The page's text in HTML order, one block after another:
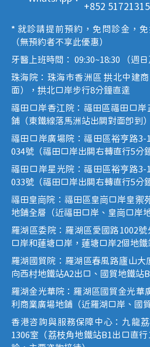
+852
* 就診請提前預約，免問診金，
（無預約者不享此優惠）
牙醫上班時間： 09:30~18:30 （週
珠海院：珠海市香洲區 拱北中建
面），拱北口岸步行8分鐘直達
福田口岸香江院：福田區福田口
鋪（東鐵線落馬洲站出關對面即到）
福田口岸廣場院：福田區裕亨路
034號（福田口岸出關右轉直行5分
福田口岸星光院：福田區裕亨路
033號（福田口岸出關右轉直行5分
福田皇崗院：福田區皇崗口岸皇禦
地鋪全層（近福田口岸、皇崗口岸
羅湖區委院：羅湖區愛國路1002
口岸和蓮塘口岸，蓮塘口岸2個地鐵
羅湖國貿院：羅湖區春風路廬山大
向西村地鐵站A2出口、國貿地鐵站B
羅湖金光華院：羅湖區國貿金光華
利商業廣場地鋪（近羅湖口岸、國
香港咨詢與服務保障中心：九龍
1306室（荔枝角地鐵站B1出口直